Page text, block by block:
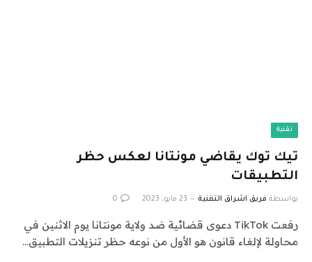
تقنية
تيك توك يقاضي مونتانا لعكس حظر
التطبيقات
بواسطة فريق اشراق التقنية 23 مايو، 2023 0
رفعت TikTok دعوى قضائية ضد ولاية مونتانا يوم الاثنين في
محاولة لإلغاء قانون هو الأول من نوعه حظر تنزيلات التطبيق…